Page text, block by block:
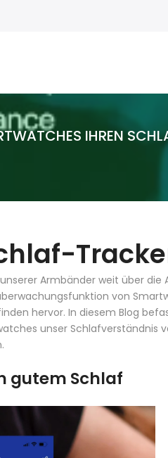
IHREN
Armbänder weit über die
von
hervor. In diesem Blog
unser Schlafverständnis
gutem Schlaf